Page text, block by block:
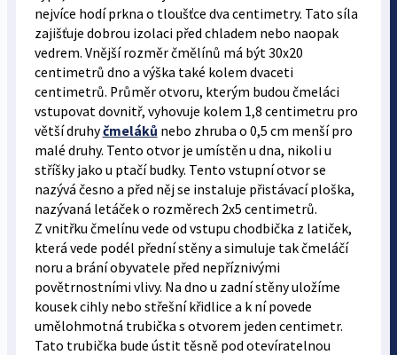
nejvíce hodí prkna o tloušťce dva centimetry. Tato síla
zajišťuje dobrou izolaci před chladem nebo naopak
vedrem. Vnější rozměr čmělínů má být 30x20
centimetrů dno a výška také kolem dvaceti
centimetrů. Průměr otvoru, kterým budou čmeláci
vstupovat dovnitř, vyhovuje kolem 1,8 centimetru pro
větší druhyčmeláků nebo zhruba o 0,5 cm menší pro
malé druhy. Tento otvor je umístěn u dna, nikoli u
stříšky jako u ptačí budky. Tento vstupní otvor se
nazývá česno a před něj se instaluje přistávací ploška,
nazývaná letáček o rozměrech 2x5 centimetrů.
Z vnitřku čmelínu vede od vstupu chodbička z latiček,
která vede podél přední stěny a simuluje tak čmeláčí
noru a brání obyvatele před nepříznivými
povětrnostními vlivy. Na dno u zadní stěny uložíme
kousek cihly nebo střešní křidlice a k ní povede
umělohmotná trubička s otvorem jeden centimetr.
Tato trubička bude ústit těsně pod otevíratelnou